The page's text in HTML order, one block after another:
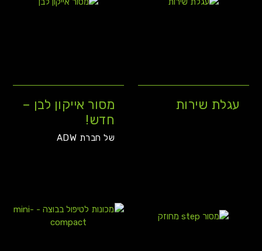
עגלת שירות
מסור אייקון לבן –
חדש!
של חברת ADW